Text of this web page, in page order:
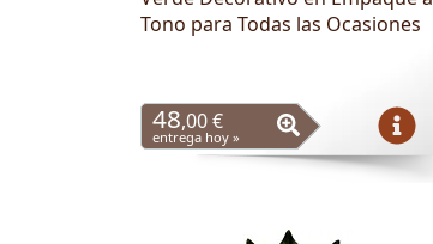
Tono para Todas las Ocasiones
48,00 €
entrega hoy »